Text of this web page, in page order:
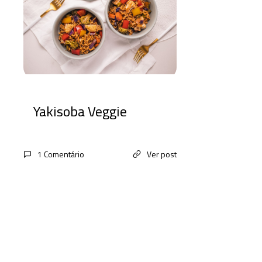
Yakisoba Veggie
1 Comentário Ver post